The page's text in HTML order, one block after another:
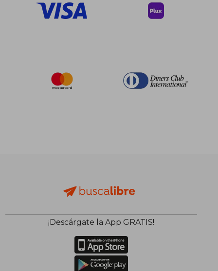
¡Descárgate la App GRATIS!